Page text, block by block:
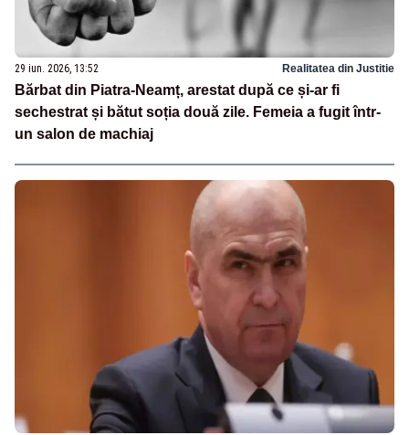
29 iun. 2026, 13:52 Realitatea din Justitie
Bărbat din Piatra-Neamț, arestat după ce și-ar fi
sechestrat și bătut soția două zile. Femeia a fugit într-
un salon de machiaj